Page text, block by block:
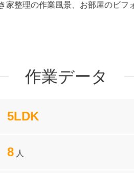
家整理の作業風景、お部屋のビフ
作業データ
5LDK
8 人